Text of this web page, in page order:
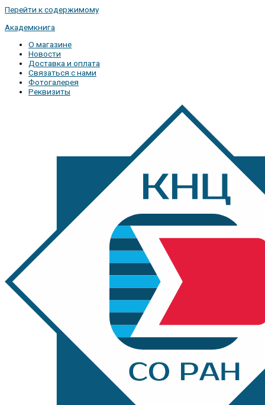
Перейти к содержимому
Академкнига
О магазине
Новости
Доставка и оплата
Связаться с нами
Фотогалерея
Реквизиты